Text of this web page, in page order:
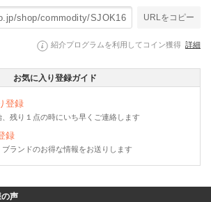
URLをコピー
紹介プログラムを利用してコイン獲得 詳細
お気に入り登録ガイド
登録
残り１点の時にいち早くご連絡します
録
ランドのお得な情報をお送りします
声